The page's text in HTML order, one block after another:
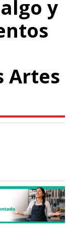
y
Artes